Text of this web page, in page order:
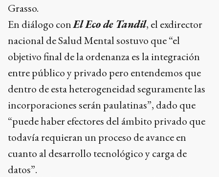
Grasso.
En diálogo conEl Eco de Tandil, el exdirector
nacional de Salud Mental sostuvo que “el
objetivo final de la ordenanza es la integración
entre público y privado pero entendemos que
dentro de esta heterogeneidad seguramente las
incorporaciones serán paulatinas”, dado que
“puede haber efectores del ámbito privado que
todavía requieran un proceso de avance en
cuanto al desarrollo tecnológico y carga de
datos”.